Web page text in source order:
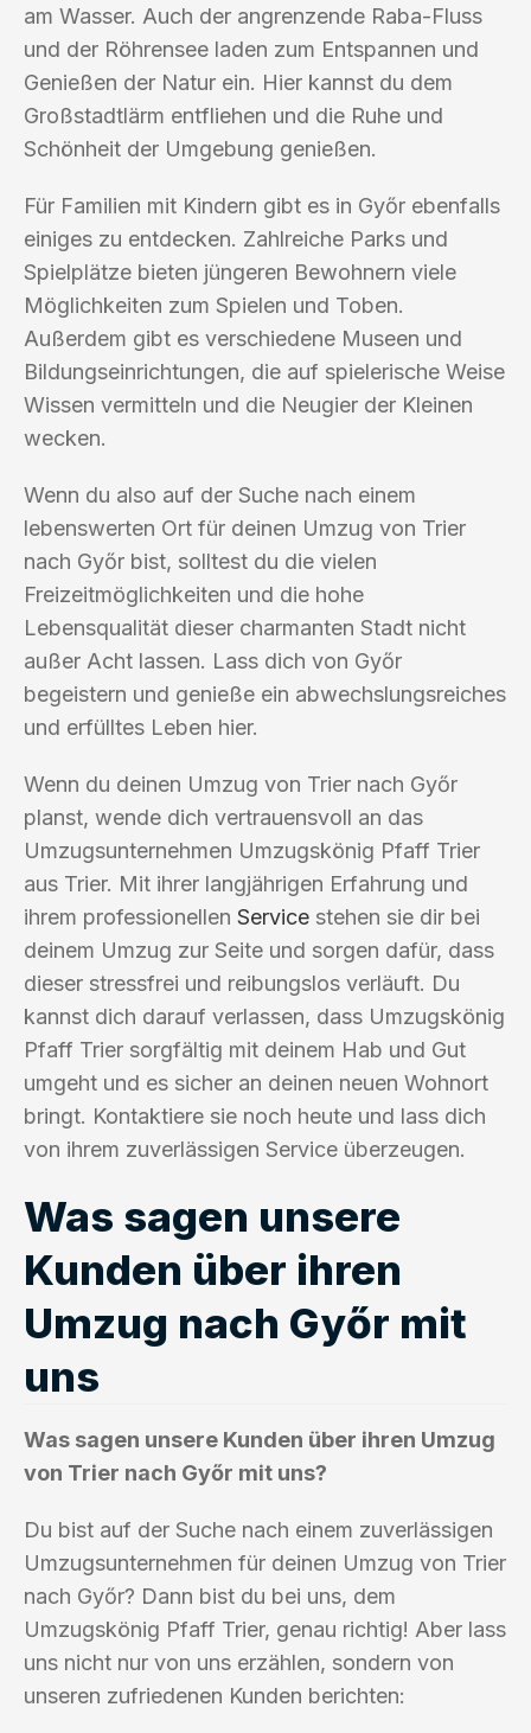
am Wasser. Auch der angrenzende Raba-Fluss
und der Röhrensee laden zum Entspannen und
Genießen der Natur ein. Hier kannst du dem
Großstadtlärm entfliehen und die Ruhe und
Schönheit der Umgebung genießen.
Für Familien mit Kindern gibt es in Győr ebenfalls
einiges zu entdecken. Zahlreiche Parks und
Spielplätze bieten jüngeren Bewohnern viele
Möglichkeiten zum Spielen und Toben.
Außerdem gibt es verschiedene Museen und
Bildungseinrichtungen, die auf spielerische Weise
Wissen vermitteln und die Neugier der Kleinen
wecken.
Wenn du also auf der Suche nach einem
lebenswerten Ort für deinen Umzug von Trier
nach Győr bist, solltest du die vielen
Freizeitmöglichkeiten und die hohe
Lebensqualität dieser charmanten Stadt nicht
außer Acht lassen. Lass dich von Győr
begeistern und genieße ein abwechslungsreiches
und erfülltes Leben hier.
Wenn du deinen Umzug von Trier nach Győr
planst, wende dich vertrauensvoll an das
Umzugsunternehmen Umzugskönig Pfaff Trier
aus Trier. Mit ihrer langjährigen Erfahrung und
ihrem professionellen Service stehen sie dir bei
deinem Umzug zur Seite und sorgen dafür, dass
dieser stressfrei und reibungslos verläuft. Du
kannst dich darauf verlassen, dass Umzugskönig
Pfaff Trier sorgfältig mit deinem Hab und Gut
umgeht und es sicher an deinen neuen Wohnort
bringt. Kontaktiere sie noch heute und lass dich
von ihrem zuverlässigen Service überzeugen.
Was sagen unsere
Kunden über ihren
Umzug nach Győr mit
uns
Was sagen unsere Kunden über ihren Umzug
von Trier nach Győr mit uns?
Du bist auf der Suche nach einem zuverlässigen
Umzugsunternehmen für deinen Umzug von Trier
nach Győr? Dann bist du bei uns, dem
Umzugskönig Pfaff Trier, genau richtig! Aber lass
uns nicht nur von uns erzählen, sondern von
unseren zufriedenen Kunden berichten: